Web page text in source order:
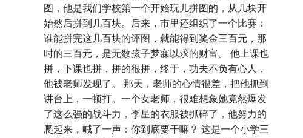
图，他是我们学校第一个开始玩儿拼图的，从几块开
始然后拼到几百块。后来，市里还组织了一个比赛：
谁能拼完这几百块的评图，就能得到奖金三百元，那
时的三百元，是无数孩子梦寐以求的财富。 他上课也
拼，下课也拼，拼的很拼，终于，功夫不负有心人，
他被老师发现了。 那天，老师的心情很差，把他抓到
讲台上，一顿打。一个女老师，很难想象她竟然爆发
了这么强的战斗力，李星的衣服被抓碎了，他努力的
爬起来，喊了一声：你到底要干嘛？ 这是一个小学三